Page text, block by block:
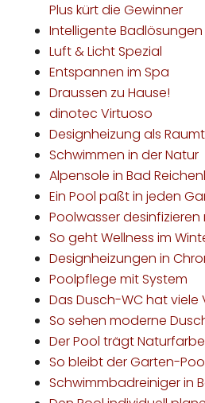
Plus kürt die Gewinner
Intelligente
Luft & Licht Spezial
Entspannen im Spa
Draussen zu Hause!
dinotec Virtuoso
Designheizung als
Schwimmen in der Natur
Alpensole in Bad
Ein Pool paßt in jeden
Poolwasser desinfizieren
So geht Wellness im
Designheizungen in
Poolpflege mit System
Das Dusch-WC hat viele
So sehen moderne
Der Pool trägt
So bleibt der Garten-
Schwimmbadreiniger in